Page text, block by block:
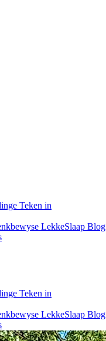
Teken in
LekkeSlaap Blog
Teken in
LekkeSlaap Blog